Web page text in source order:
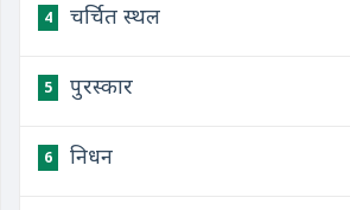
4 चर्चित स्थल
5 पुरस्कार
6 निधन